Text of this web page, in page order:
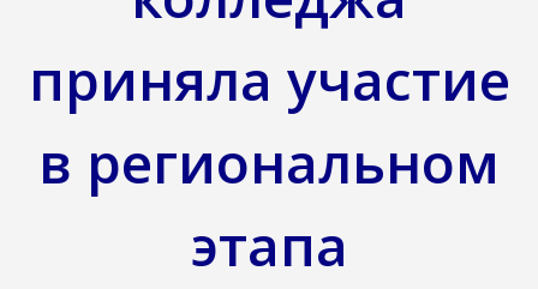
приняла участие
в региональном
этапа